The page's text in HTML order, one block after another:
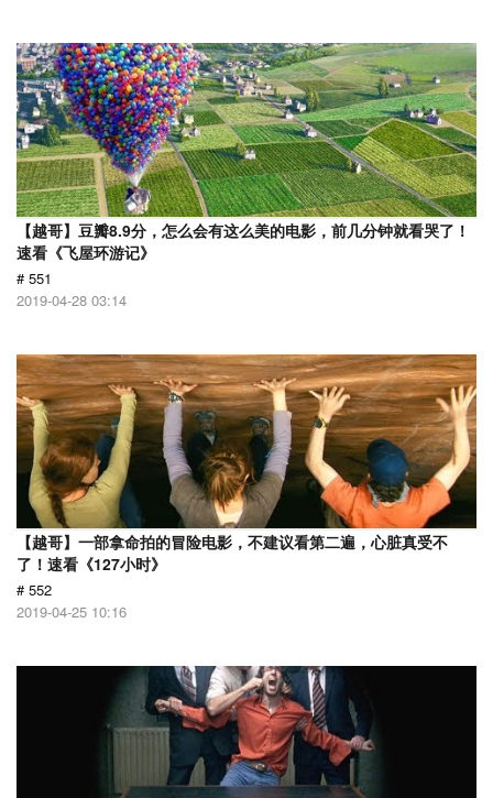
【越哥】豆瓣8.9分，怎么会有这么美的电影，前几分钟就看哭了！
速看《飞屋环游记》
# 551
2019-04-28 03:14
【越哥】一部拿命拍的冒险电影，不建议看第二遍，心脏真受不
了！速看《127小时》
# 552
2019-04-25 10:16